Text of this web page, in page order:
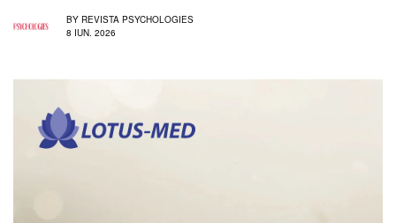
BY REVISTA PSYCHOLOGIES
8 IUN. 2026